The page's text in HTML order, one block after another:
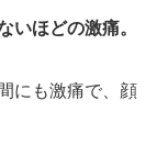
いほどの激痛。
にも激痛で、顔